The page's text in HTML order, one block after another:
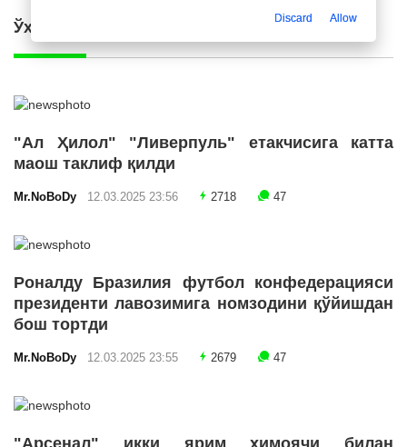
Ўхшаш янгиликлар
"Ал Ҳилол" "Ливерпуль" етакчисига катта
маош таклиф қилди
Mr.NoBoDy 12.03.2025 23:56 2718 47
Роналду Бразилия футбол конфедерацияси
президенти лавозимига номзодини қўйишдан
бош тортди
Mr.NoBoDy 12.03.2025 23:55 2679 47
"Арсенал" икки ярим ҳимоячи билан
Discard Allow